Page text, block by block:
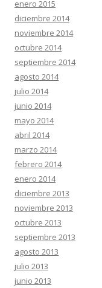
enero 2015
diciembre 2014
noviembre 2014
octubre 2014
septiembre 2014
agosto 2014
julio 2014
junio 2014
mayo 2014
abril 2014
marzo 2014
febrero 2014
enero 2014
diciembre 2013
noviembre 2013
octubre 2013
septiembre 2013
agosto 2013
julio 2013
junio 2013